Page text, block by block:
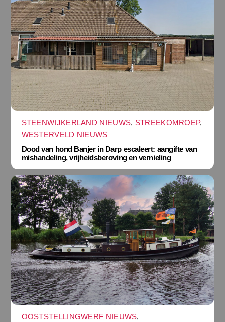
STEENWIJKERLAND NIEUWS, STREEKOMROEP,
WESTERVELD NIEUWS
Dood van hond Banjer in Darp escaleert: aangifte van
mishandeling, vrijheidsberoving en vernieling
OOSTSTELLINGWERF NIEUWS,